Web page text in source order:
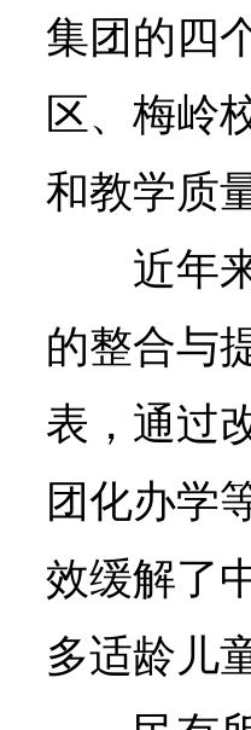
集团的四
区、梅岭
和教学质
近年
的整合与
表，通过
团化办学
效缓解了
多适龄儿